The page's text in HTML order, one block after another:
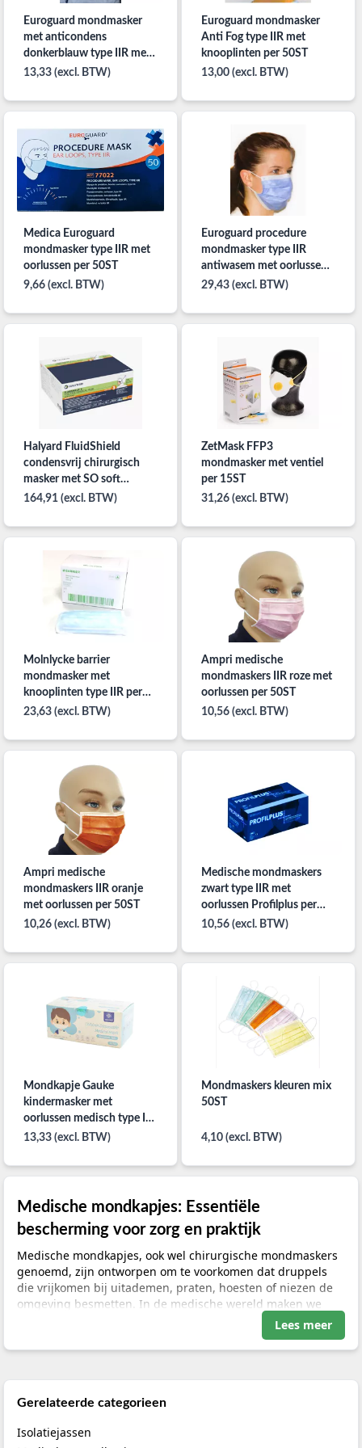
Gerelateerde categorieen
Isolatiejassen
Euroguard mondmasker
met anticondens
donkerblauw type IIR met
knooplinten per 50ST
13,33 (excl. BTW)
Euroguard mondmasker
Anti Fog type IIR met
knooplinten per 50ST
13,00 (excl. BTW)
Medica Euroguard
mondmasker type IIR met
oorlussen per 50ST
9,66 (excl. BTW)
Euroguard procedure
mondmasker type IIR
antiwasem met oorlussen
per 50ST
29,43 (excl. BTW)
Halyard FluidShield
condensvrij chirurgisch
masker met SO soft
voering met omwikkelbaar
164,91 (excl. BTW)
ZetMask FFP3
mondmasker met ventiel
per 15ST
31,26 (excl. BTW)
Molnlycke barrier
mondmasker met
knooplinten type IIR per
50ST
23,63 (excl. BTW)
Ampri medische
mondmaskers IIR roze met
oorlussen per 50ST
10,56 (excl. BTW)
Ampri medische
mondmaskers IIR oranje
met oorlussen per 50ST
10,26 (excl. BTW)
Medische mondmaskers
zwart type IIR met
oorlussen Profilplus per
50ST
10,56 (excl. BTW)
Mondkapje Gauke
kindermasker met
oorlussen medisch type IIR
per 50ST
13,33 (excl. BTW)
Mondmaskers kleuren mix
50ST
4,10 (excl. BTW)
Medische mondkapjes: Essentiële
bescherming voor zorg en praktijk
Medische mondkapjes, ook wel chirurgische mondmaskers
genoemd, zijn ontworpen om te voorkomen dat druppels
die vrijkomen bij uitademen, praten, hoesten of niezen de
omgeving besmetten. In de medische wereld maken we
onderscheid tussen verschillende beschermingsklassen.
Het meest gebruikte masker in de zorg is het Type IIR
masker, dat niet alleen een hoge bacteriële filtratie-
vloeistoffen zoals bloed. Voor situaties waarbij bescherming
tegen aerosolen (zeer kleine zwevende deeltjes)
Klinimed selecteren we alleen maskers die bewezen
Lees meer